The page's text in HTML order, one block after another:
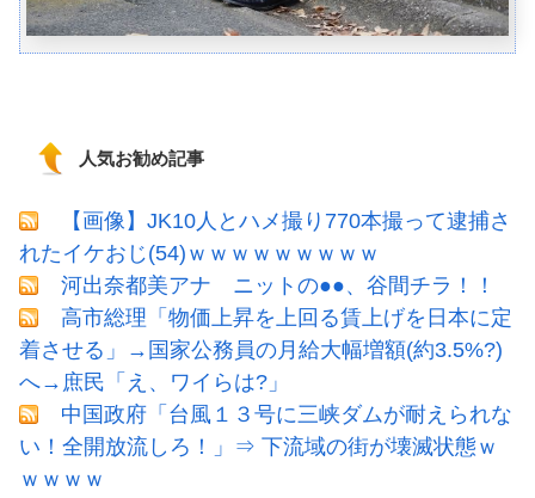
人気お勧め記事
【画像】JK10人とハメ撮り770本撮って逮捕さ
れたイケおじ(54)ｗｗｗｗｗｗｗｗｗ
河出奈都美アナ ニットの●●、谷間チラ！！
高市総理「物価上昇を上回る賃上げを日本に定
着させる」→国家公務員の月給大幅増額(約3.5%?)
へ→庶民「え、ワイらは?」
中国政府「台風１３号に三峡ダムが耐えられな
い！全開放流しろ！」⇒ 下流域の街が壊滅状態ｗ
ｗｗｗｗ